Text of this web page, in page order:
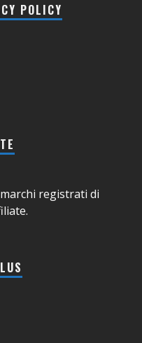
POLICY
registrati di